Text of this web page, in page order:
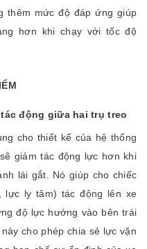
thêm mức độ đáp ứng giúp
hơn khi chạy với tốc độ
động giữa hai trụ treo
cho thiết kế của hệ thống
giảm tác động lực hơn khi
lái gắt. Nó giúp cho chiếc
lực ly tâm) tác động lên xe
độ lực hướng vào bên trái
cho phép chia sẻ lực vặn